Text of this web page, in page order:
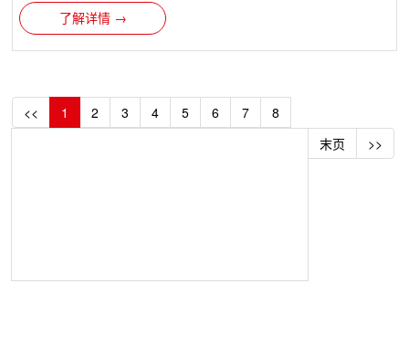
了解详情 →
<< 1 2 3 4 5 6 7
8
末页
>>